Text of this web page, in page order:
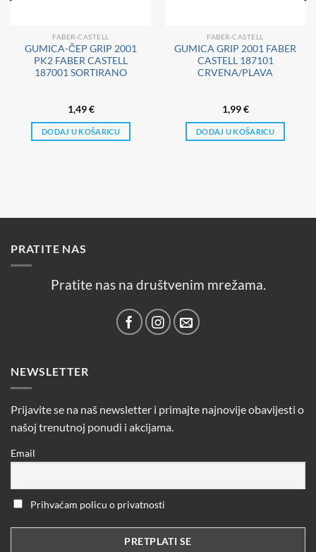
FABER-CASTELL
GUMICA-ČEP GRIP 2001
PK2 FABER CASTELL
187001 SORTIRANO
1,49€
DODAJ U KOŠARICU
FABER-CASTELL
GUMICA GRIP 2001 FABER
CASTELL 187101
CRVENA/PLAVA
1,99€
DODAJ U KOŠARICU
PRATITE NAS
Pratite nas na društvenim mrežama.
NEWSLETTER
Prijavite se na naš newsletter i primajte najnovije obavijesti o
našoj trenutnoj ponudi i akcijama.
Email
Prihvaćam policu o privatnosti